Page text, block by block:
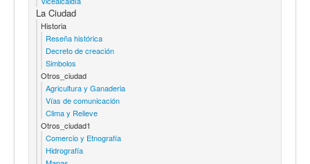
La Ciudad
Historia
Reseña histórica
Decreto de creación
Simbolos
Otros_ciudad
Agricultura y Ganaderia
Vías de comunicación
Clima y Relieve
Otros_ciudad1
Comercio y Etnografía
Hidrografía